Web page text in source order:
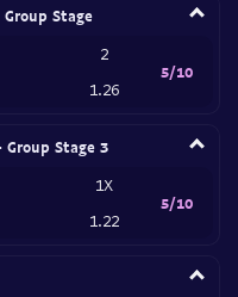
Stage
2
1.26
5/10
Stage 3
1X
1.22
5/10